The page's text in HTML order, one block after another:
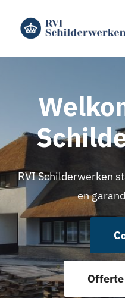
Diensten
Portfolio
Over ons
Contact
Offerte aanvragen
RVI Schilderwerken
en